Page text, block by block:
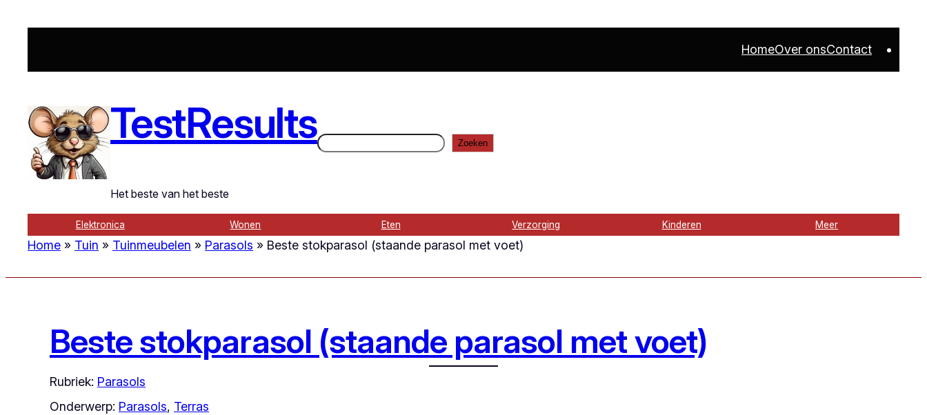
inhoud
HomeOver onsContact
TestResults
Het beste van het beste
Zoeken Zoeken
Elektronica Wonen Eten Verzorging Kinderen Meer
Home » Tuin » Tuinmeubelen » Parasols » Beste stokparasol (staande parasol met voet)
Beste stokparasol (staande parasol met voet)
Rubriek: Parasols
Onderwerp: Parasols, Terras